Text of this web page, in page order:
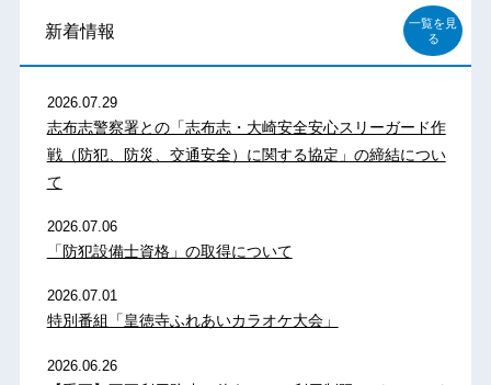
新着情報
一覧を見
る
2026.07.29
志布志警察署との「志布志・大崎安全安心スリーガード作
戦（防犯、防災、交通安全）に関する協定」の締結につい
て
2026.07.06
「防犯設備士資格」の取得について
2026.07.01
特別番組「皇徳寺ふれあいカラオケ大会」
2026.06.26